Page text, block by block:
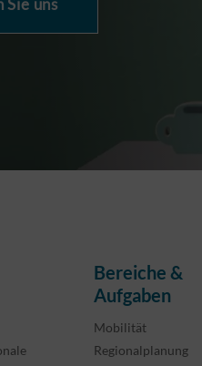
Bereiche &
Aufgaben
Mobilität
Regionalplanung